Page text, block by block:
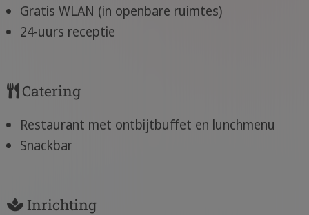
Gratis WLAN (in openbare ruimtes)
24-uurs receptie
Catering
Restaurant met ontbijtbuffet en lunchmenu
Snackbar
Inrichting